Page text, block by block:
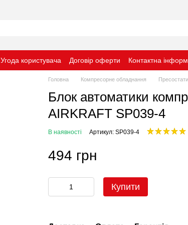
Угода користувача Договір оферти Контактна
Головна Компресорне обладнання Пресостати
Блок автоматики
AIRKRAFT SP039-4
В наявності Артикул: SP039-4
494 грн
Купити